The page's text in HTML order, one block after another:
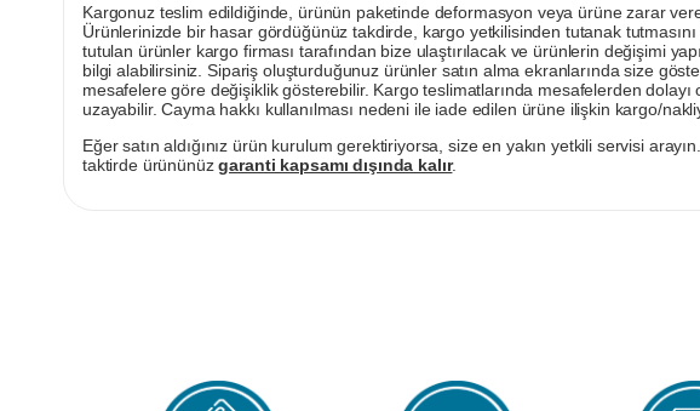
Kargonuz teslim edildiğinde, ürünün paketinde deformasyon veya ürüne zarar
Ürünlerinizde bir hasar gördüğünüz takdirde, kargo yetkilisinden tutanak
tutulan ürünler kargo firması tarafından bize ulaştırılacak ve ürünlerin değişimi
bilgi alabilirsiniz. Sipariş oluşturduğunuz ürünler satın alma ekranlarında size
mesafelere göre değişiklik gösterebilir. Kargo teslimatlarında mesafelerden dolayı
uzayabilir. Cayma hakkı kullanılması nedeni ile iade edilen ürüne ilişkin kargo/
Eğer satın aldığınız ürün kurulum gerektiriyorsa, size en yakın yetkili servisi
taktirde ürününüzgaranti kapsamı dışında kalır.